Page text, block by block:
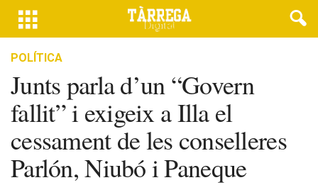
POLÍTICA
Junts parla d’un “Govern
fallit” i exigeix a Illa el
cessament de les conselleres
Parlón, Niubó i Paneque